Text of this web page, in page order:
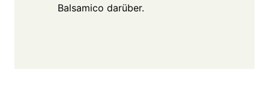
Balsamico darüber.